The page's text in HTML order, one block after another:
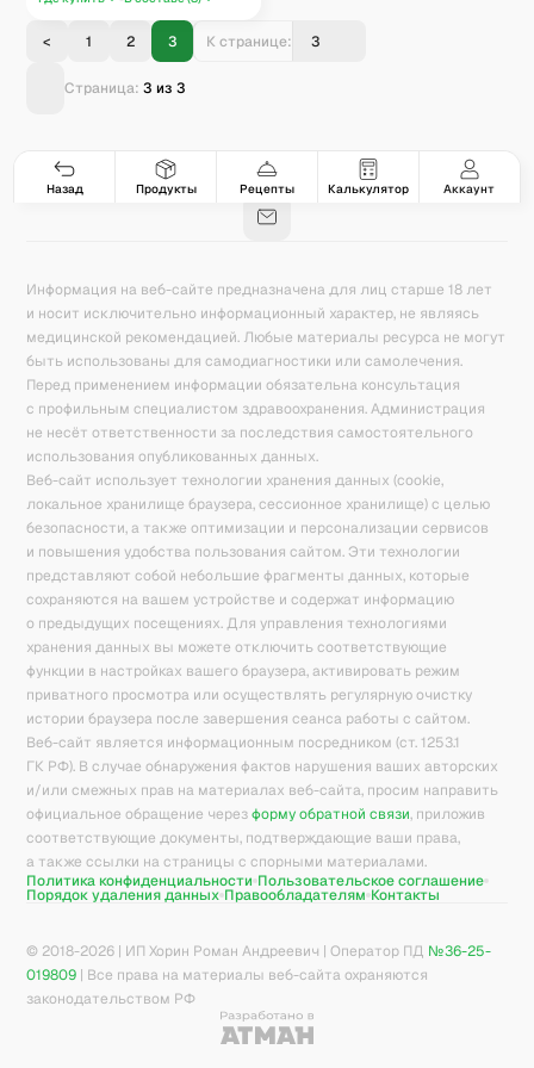
< 1 2 3 К странице:
Страница: 3 из3
Назад Продукты Рецепты Калькулятор Аккаунт
Гастро-сеты 8 Рецепты 171 Продукты 5078 42
База знаний Калькулятор калорий
Информация на веб-сайте предназначена для лиц старше 18 лет
и носит исключительно информационный характер, не являясь
медицинской рекомендацией. Любые материалы ресурса не могут
быть использованы для самодиагностики или самолечения.
Перед применением информации обязательна консультация
с профильным специалистом здравоохранения. Администрация
не несёт ответственности за последствия самостоятельного
использования опубликованных данных.
Веб-сайт использует технологии хранения данных (cookie,
локальное хранилище браузера, сессионное хранилище) с целью
безопасности, а также оптимизации и персонализации сервисов
и повышения удобства пользования сайтом. Эти технологии
представляют собой небольшие фрагменты данных, которые
сохраняются на вашем устройстве и содержат информацию
о предыдущих посещениях. Для управления технологиями
хранения данных вы можете отключить соответствующие
функции в настройках вашего браузера, активировать режим
приватного просмотра или осуществлять регулярную очистку
истории браузера после завершения сеанса работы с сайтом.
Веб-сайт является информационным посредником (ст. 1253.1
ГК РФ). В случае обнаружения фактов нарушения ваших авторских
и/или смежных прав на материалах веб-сайта, просим направить
официальное обращение через форму обратной связи, приложив
соответствующие документы, подтверждающие ваши права,
а также ссылки на страницы с спорными материалами.
Политика конфиденциальности Пользовательское соглашение
Порядок удаления данных Правообладателям Контакты
© 2018-2026 | ИП Хорин Роман Андреевич | Оператор ПД №36-25-
019809 | Все права на материалы веб-сайта охраняются
законодательством РФ